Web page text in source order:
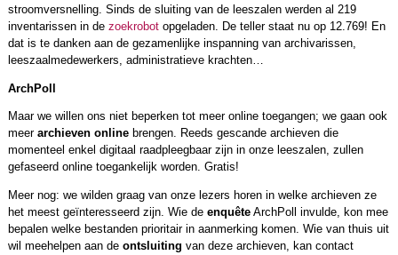
stroomversnelling. Sinds de sluiting van de leeszalen werden al 219
inventarissen in de zoekrobotopgeladen. De teller staat nu op 12.769! En
dat is te danken aan de gezamenlijke inspanning van archivarissen,
leeszaalmedewerkers, administratieve krachten…
ArchPoll
Maar we willen ons niet beperken tot meer online toegangen; we gaan ook
meer archieven onlinebrengen. Reeds gescande archieven die
momenteel enkel digitaal raadpleegbaar zijn in onze leeszalen, zullen
gefaseerd online toegankelijk worden. Gratis!
Meer nog: we wilden graag van onze lezers horen in welke archieven ze
het meest geïnteresseerd zijn. Wie de enquêteArchPoll invulde, kon mee
bepalen welke bestanden prioritair in aanmerking komen. Wie van thuis uit
wil meehelpen aan de ontsluiting van deze archieven, kan contact